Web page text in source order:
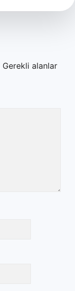
Gerekli alanlar